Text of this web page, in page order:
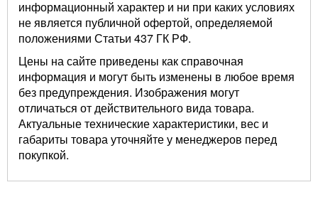
информационный характер и ни при каких условиях
не является публичной офертой, определяемой
положениями Статьи 437 ГК РФ.
Цены на сайте приведены как справочная
информация и могут быть изменены в любое время
без предупреждения. Изображения могут
отличаться от действительного вида товара.
Актуальные технические характеристики, вес и
габариты товара уточняйте у менеджеров перед
покупкой.